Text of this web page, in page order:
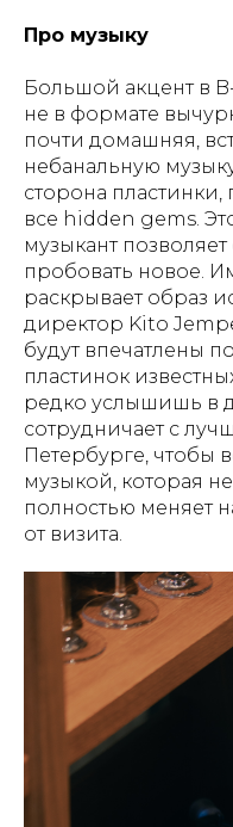
Про музыку
Большой акцент в
не в формате
почти домашняя,
небанальную
сторона пластинки,
все hidden gems.
музыкант
пробовать новое.
раскрывает образ
директор Kito
будут впечатлены
пластинок
редко услышишь в
сотрудничает с
Петербурге, чтобы
музыкой, которая
полностью меняет
от визита.